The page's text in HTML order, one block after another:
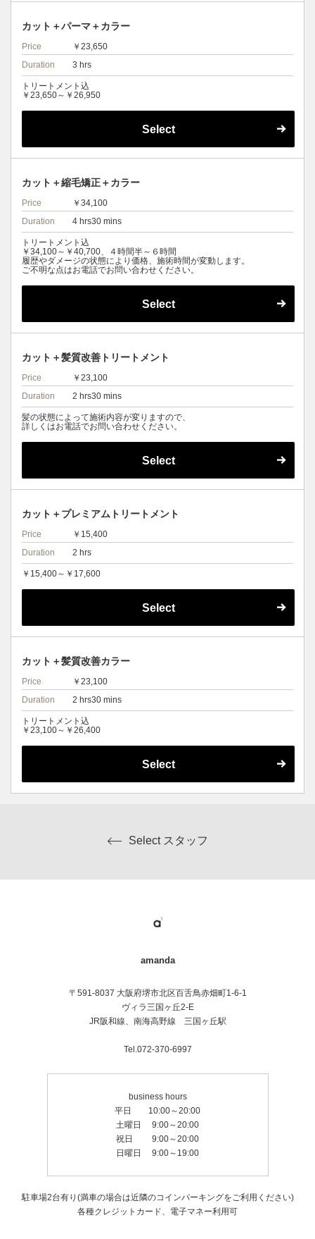
カット＋パーマ＋カラー
Price
￥23,650
Duration
3 hrs
トリートメント込
￥23,650～￥26,950
Select
カット＋縮毛矯正＋カラー
Price
￥34,100
Duration
4 hrs30 mins
トリートメント込
￥34,100～￥40,700、４時間半～６時間
履歴やダメージの状態により価格、施術時間が変動します。
ご不明な点はお電話でお問い合わせください。
Select
カット＋髪質改善トリートメント
Price
￥23,100
Duration
2 hrs30 mins
髪の状態によって施術内容が変りますので、
詳しくはお電話でお問い合わせください。
Select
カット＋プレミアムトリートメント
Price
￥15,400
Duration
2 hrs
￥15,400～￥17,600
Select
カット＋髪質改善カラー
Price
￥23,100
Duration
2 hrs30 mins
トリートメント込
￥23,100～￥26,400
Select
Select スタッフ
amanda
〒591-8037 大阪府堺市北区百舌鳥赤畑町1-6-1
ヴィラ三国ヶ丘2-E
JR阪和線、南海高野線 三国ヶ丘駅
Tel.072-370-6997
business hours
平日 10:00～20:00
土曜日 9:00～20:00
祝日 9:00～20:00
日曜日 9:00～19:00
駐車場2台有り(満車の場合は近隣のコインパーキングをご利用ください)
各種クレジットカード、電子マネー利用可